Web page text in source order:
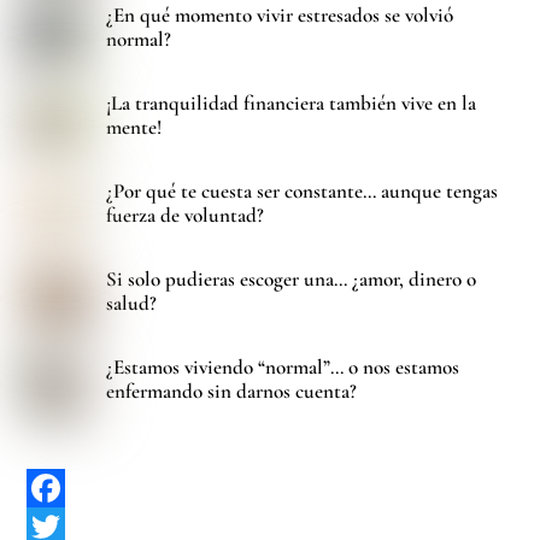
¿En qué momento vivir estresados se volvió
normal?
¡La tranquilidad financiera también vive en la
mente!
¿Por qué te cuesta ser constante… aunque tengas
fuerza de voluntad?
Si solo pudieras escoger una… ¿amor, dinero o
salud?
¿Estamos viviendo “normal”… o nos estamos
enfermando sin darnos cuenta?
F